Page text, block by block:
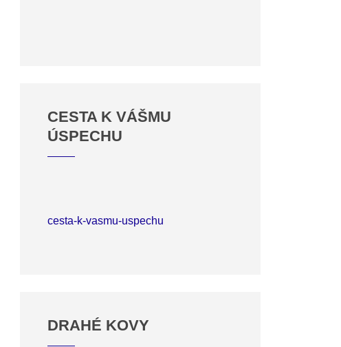
CESTA K VÁŠMU
ÚSPECHU
cesta-k-vasmu-uspechu
DRAHÉ KOVY